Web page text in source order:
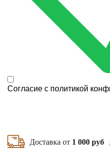
Согласие с политикой
Доставка от 1 000 руб